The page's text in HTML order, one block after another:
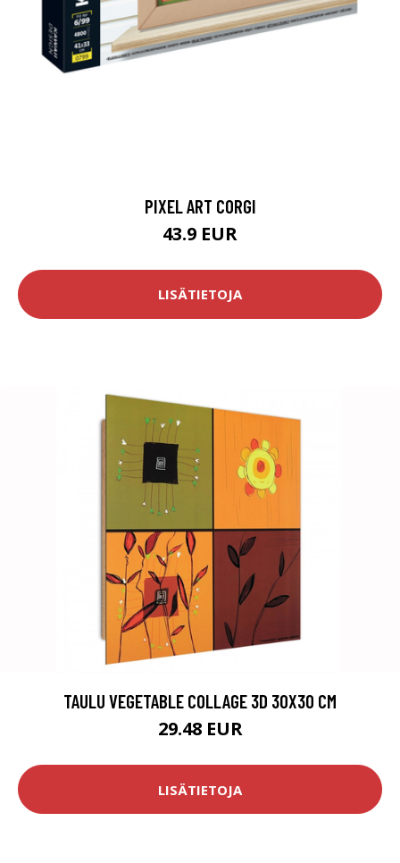
PIXEL ART CORGI
43.9 EUR
LISÄTIETOJA
TAULU VEGETABLE COLLAGE 3D 30X30 CM
29.48 EUR
LISÄTIETOJA